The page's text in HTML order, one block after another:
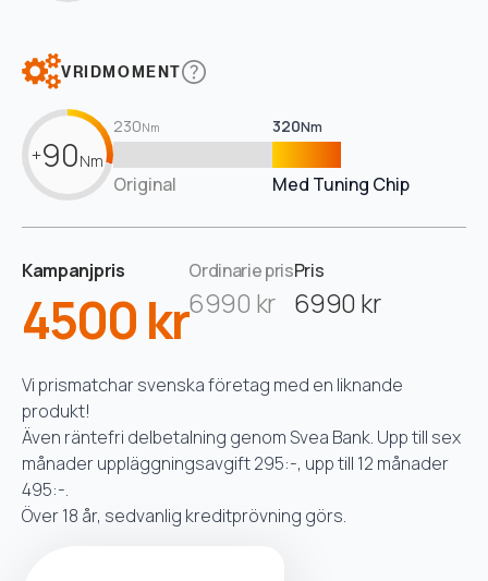
VRIDMOMENT
+90Nm
230Nm 320Nm
Original Med Tuning Chip
Kampanjpris
4500 kr
Ordinarie pris
6990 kr
Pris
6990 kr
Vi prismatchar svenska företag med en liknande
produkt!
Även räntefri delbetalning genom Svea Bank. Upp till sex
månader uppläggningsavgift 295:-, upp till 12 månader
495:-.
Över 18 år, sedvanlig kreditprövning görs.